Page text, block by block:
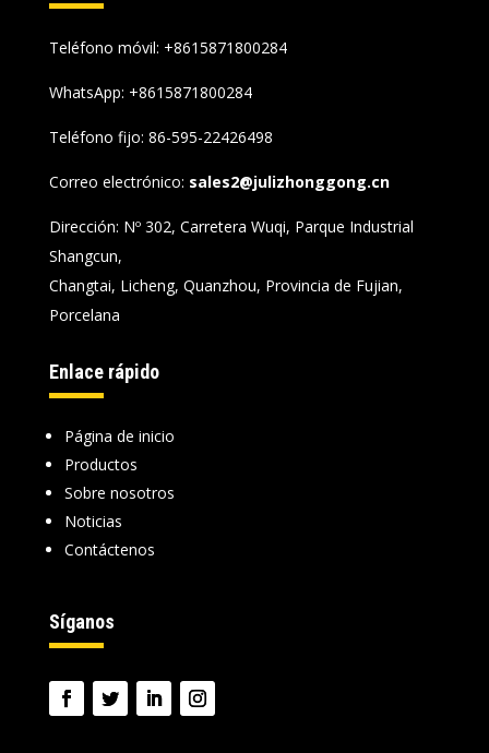
Teléfono móvil: +8615871800284
WhatsApp: +8615871800284
Teléfono fijo: 86-595-22426498
Correo electrónico: sales2@julizhonggong.cn
Dirección: Nº 302, Carretera Wuqi, Parque Industrial
Shangcun,
Changtai, Licheng, Quanzhou, Provincia de Fujian,
Porcelana
Enlace rápido
Página de inicio
Productos
Sobre nosotros
Noticias
Contáctenos
Síganos